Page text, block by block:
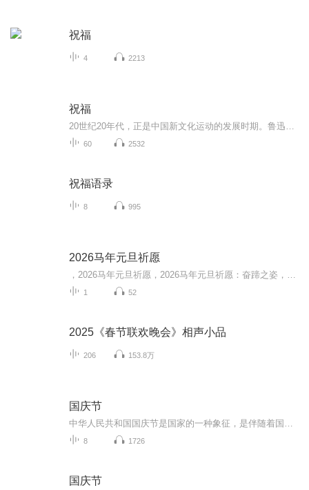
祝福
4 2213
祝福
60 2532
祝福语录
8 995
2026马年元旦祈愿
1 52
2025《春节联欢晚会》相声小品
206 153.8万
国庆节
8 1726
国庆节